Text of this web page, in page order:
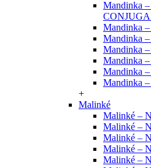
Mandinka
Mandinka
Mandinka
Mandinka
Mandinka
Mandinka
Mandinka
+
Malinké
Malinké –
Malinké –
Malinké –
Malinké –
Malinké –